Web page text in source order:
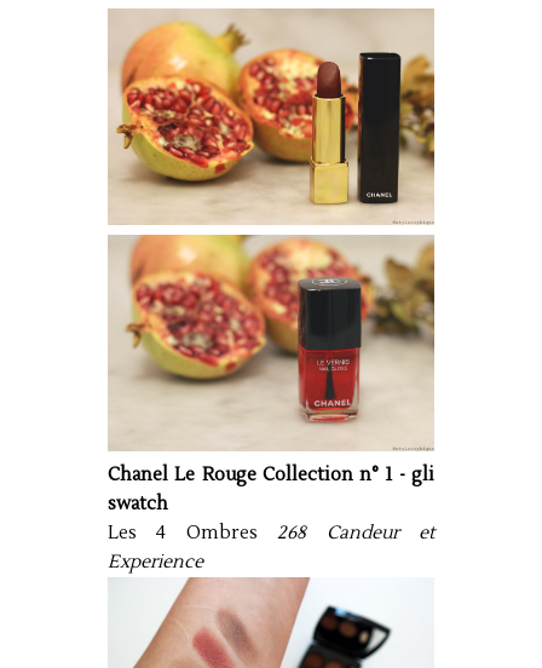
Chanel Le Rouge Collection n° 1 - gli
swatch
Les 4 Ombres268 Candeur et
Experience